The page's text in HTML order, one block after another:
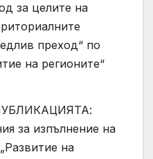
за целите на
преход“ по
на регионите“
за изпълнение на
на